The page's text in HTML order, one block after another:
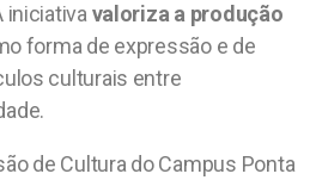
iniciativavaloriza a produção
forma de expressão e de
culturais entre
de Cultura do Campus Ponta